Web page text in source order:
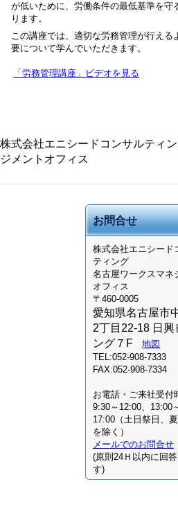
が低いために、労働条件の最低基準を守
ります。
この講座では、適切な労務管理が行える
要について学んでいただきます。
「労務管理講座」ビデオを見る
株式会社エニシードコンサルテ
ジメントオフィス
お問合せ
株式会社エニシード
ティング
名古屋ワークスマネ
オフィス
〒460-0005
愛知県名古屋市
2丁目22-18 日興
ング７F
地図
TEL:052-908-7333
FAX:052-908-7334
お電話・ご来社受付
9:30～12:00、13:00
17:00（土日祭日、
を除く）
メールでのお問合せ
(原則24Ｈ以内に回
す)